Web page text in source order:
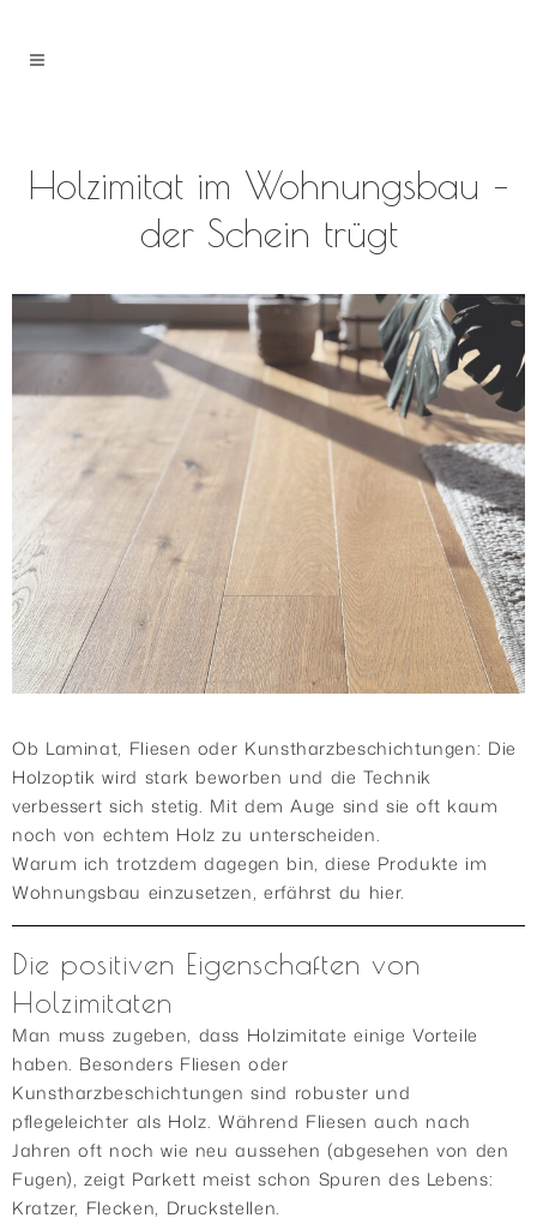
Holzimitat im Wohnungsbau –
der Schein trügt
Ob Laminat, Fliesen oder Kunstharzbeschichtungen: Die
Holzoptik wird stark beworben und die Technik
verbessert sich stetig. Mit dem Auge sind sie oft kaum
noch von echtem Holz zu unterscheiden.
Warum ich trotzdem dagegen bin, diese Produkte im
Wohnungsbau einzusetzen, erfährst du hier.
Die positiven Eigenschaften von
Holzimitaten
Man muss zugeben, dass Holzimitate einige Vorteile
haben. Besonders Fliesen oder
Kunstharzbeschichtungen sind robuster und
pflegeleichter als Holz. Während Fliesen auch nach
Jahren oft noch wie neu aussehen (abgesehen von den
Fugen), zeigt Parkett meist schon Spuren des Lebens:
Kratzer, Flecken, Druckstellen.